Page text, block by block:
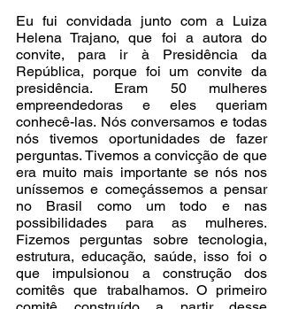
Eu fui convidada junto com a Luiza
Helena Trajano, que foi a autora do
convite, para ir à Presidência da
República, porque foi um convite da
presidência. Eram 50 mulheres
empreendedoras e eles queriam
conhecê-las. Nós conversamos e todas
nós tivemos oportunidades de fazer
perguntas. Tivemos a convicção de que
era muito mais importante se nós nos
uníssemos e começássemos a pensar
no Brasil como um todo e nas
possibilidades para as mulheres.
Fizemos perguntas sobre tecnologia,
estrutura, educação, saúde, isso foi o
que impulsionou a construção dos
comitês que trabalhamos. O primeiro